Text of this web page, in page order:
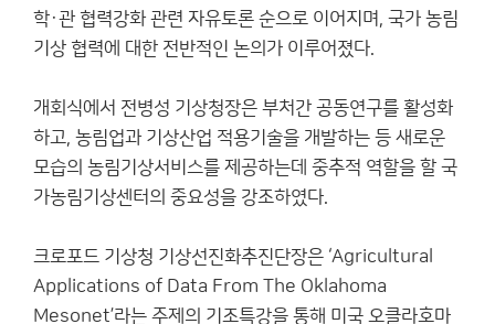
학·관 협력강화 관련 자유토론 순으로 이어지며, 국가 농림
기상 협력에 대한 전반적인 논의가 이루어졌다.
개회식에서 전병성 기상청장은 부처간 공동연구를 활성화
하고, 농림업과 기상산업 적용기술을 개발하는 등 새로운
모습의 농림기상서비스를 제공하는데 중추적 역할을 할 국
가농림기상센터의 중요성을 강조하였다.
크로포드 기상청 기상선진화추진단장은 ‘Agricultural
Applications of Data From The Oklahoma
Mesonet’라는 주제의 기조특강을 통해 미국 오클라호마